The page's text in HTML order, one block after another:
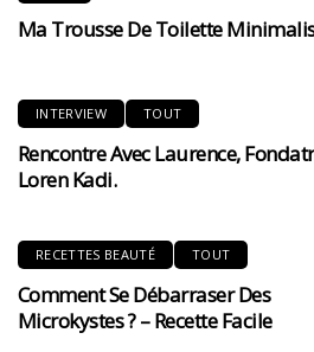
Ma Trousse De Toilette
INTERVIEW TOUT
Rencontre Avec Laurence,
Loren Kadi.
RECETTES BEAUTÉ TOUT
Comment Se Débarraser Des
Microkystes ? – Recette Facile